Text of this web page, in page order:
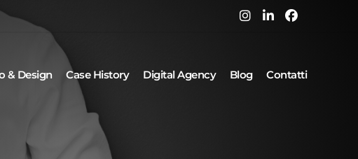
& Design Case History Digital Agency Blog Contatti